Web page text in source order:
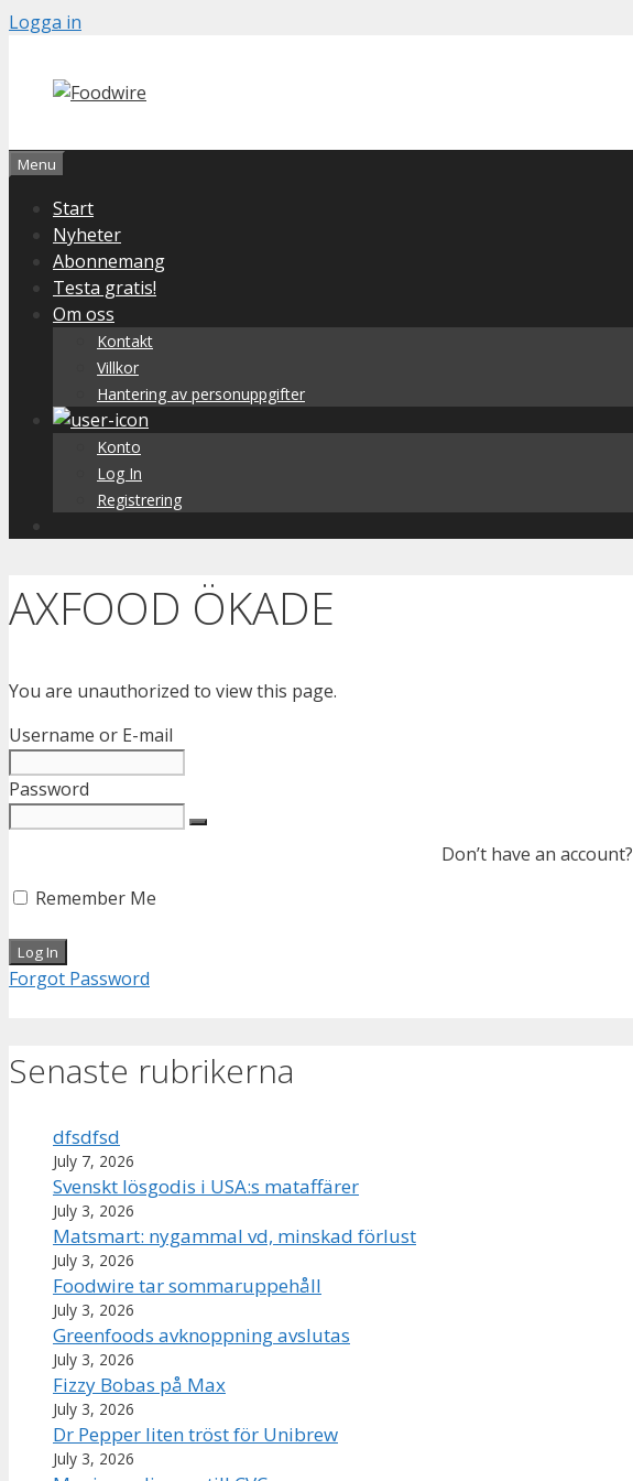
Skip
content
Logga in
Menu
Start
Nyheter
Abonnemang
Testa gratis!
Om oss
Kontakt
Villkor
Hantering av personuppgifter
Konto
Log In
Registrering
AXFOOD ÖKADE
You are unauthorized to view this page.
Username or E-mail
Password
Don’t have an account?
Remember Me
Forgot Password
Senaste rubrikerna
dfsdfsd
July 7, 2026
Svenskt lösgodis i USA:s mataffärer
July 3, 2026
Matsmart: nygammal vd, minskad förlust
July 3, 2026
Foodwire tar sommaruppehåll
July 3, 2026
Greenfoods avknoppning avslutas
July 3, 2026
Fizzy Bobas på Max
July 3, 2026
Dr Pepper liten tröst för Unibrew
July 3, 2026